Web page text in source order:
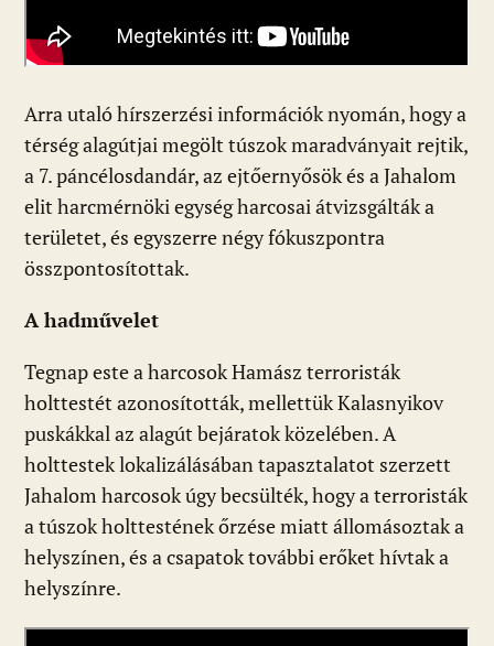
Arra utaló hírszerzési információk nyomán, hogy a
térség alagútjai megölt túszok maradványait rejtik,
a 7. páncélosdandár, az ejtőernyősök és a Jahalom
elit harcmérnöki egység harcosai átvizsgálták a
területet, és egyszerre négy fókuszpontra
összpontosítottak.
A hadművelet
Tegnap este a harcosok Hamász terroristák
holttestét azonosították, mellettük Kalasnyikov
puskákkal az alagút bejáratok közelében. A
holttestek lokalizálásában tapasztalatot szerzett
Jahalom harcosok úgy becsülték, hogy a terroristák
a túszok holttestének őrzése miatt állomásoztak a
helyszínen, és a csapatok további erőket hívtak a
helyszínre.